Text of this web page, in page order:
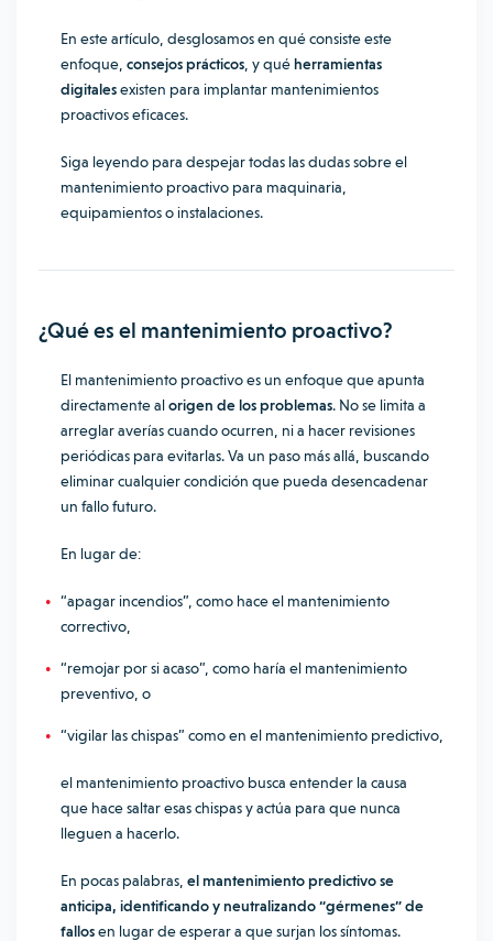
En este artículo, desglosamos en qué consiste este
enfoque, consejos prácticos , y quéherramientas
digitalesexisten para implantar mantenimientos
proactivos eficaces.
Siga leyendo para despejar todas las dudas sobre el
mantenimiento proactivo para maquinaria,
equipamientos o instalaciones.
¿Qué es el mantenimiento proactivo?
El mantenimiento proactivo es un enfoque que apunta
directamente alorigen de los problemas. No se limita a
arreglar averías cuando ocurren, ni a hacer revisiones
periódicas para evitarlas. Va un paso más allá, buscando
eliminar cualquier condición que pueda desencadenar
un fallo futuro.
En lugar de:
“apagar incendios”, como hace el mantenimiento
correctivo,
“remojar por si acaso”, como haría el mantenimiento
preventivo, o
“vigilar las chispas” como en el mantenimiento predictivo,
el mantenimiento proactivo busca entender la causa
que hace saltar esas chispas y actúa para que nunca
lleguen a hacerlo.
En pocas palabras, el mantenimiento predictivo se
anticipa, identificando y neutralizando “gérmenes” de
fallosen lugar de esperar a que surjan los síntomas.